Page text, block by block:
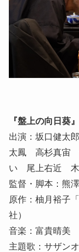
『盤上の向日葵』
出演：坂口健
太鳳 高杉真宙
い 尾上右近 木
監督・脚本：熊
原作：柚月裕子
社）
音楽：富貴晴美
主題歌：サザン